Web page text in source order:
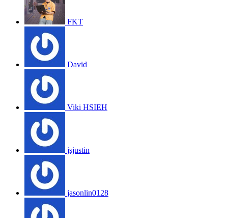
FKT
David
Viki HSIEH
jsjustin
jasonlin0128